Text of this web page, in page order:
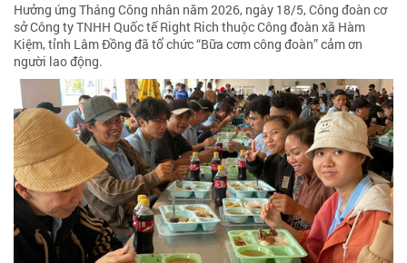
Hưởng ứng Tháng Công nhân năm 2026, ngày 18/5, Công đoàn cơ
sở Công ty TNHH Quốc tế Right Rich thuộc Công đoàn xã Hàm
Kiệm, tỉnh Lâm Đồng đã tổ chức “Bữa cơm công đoàn” cảm ơn
người lao động.